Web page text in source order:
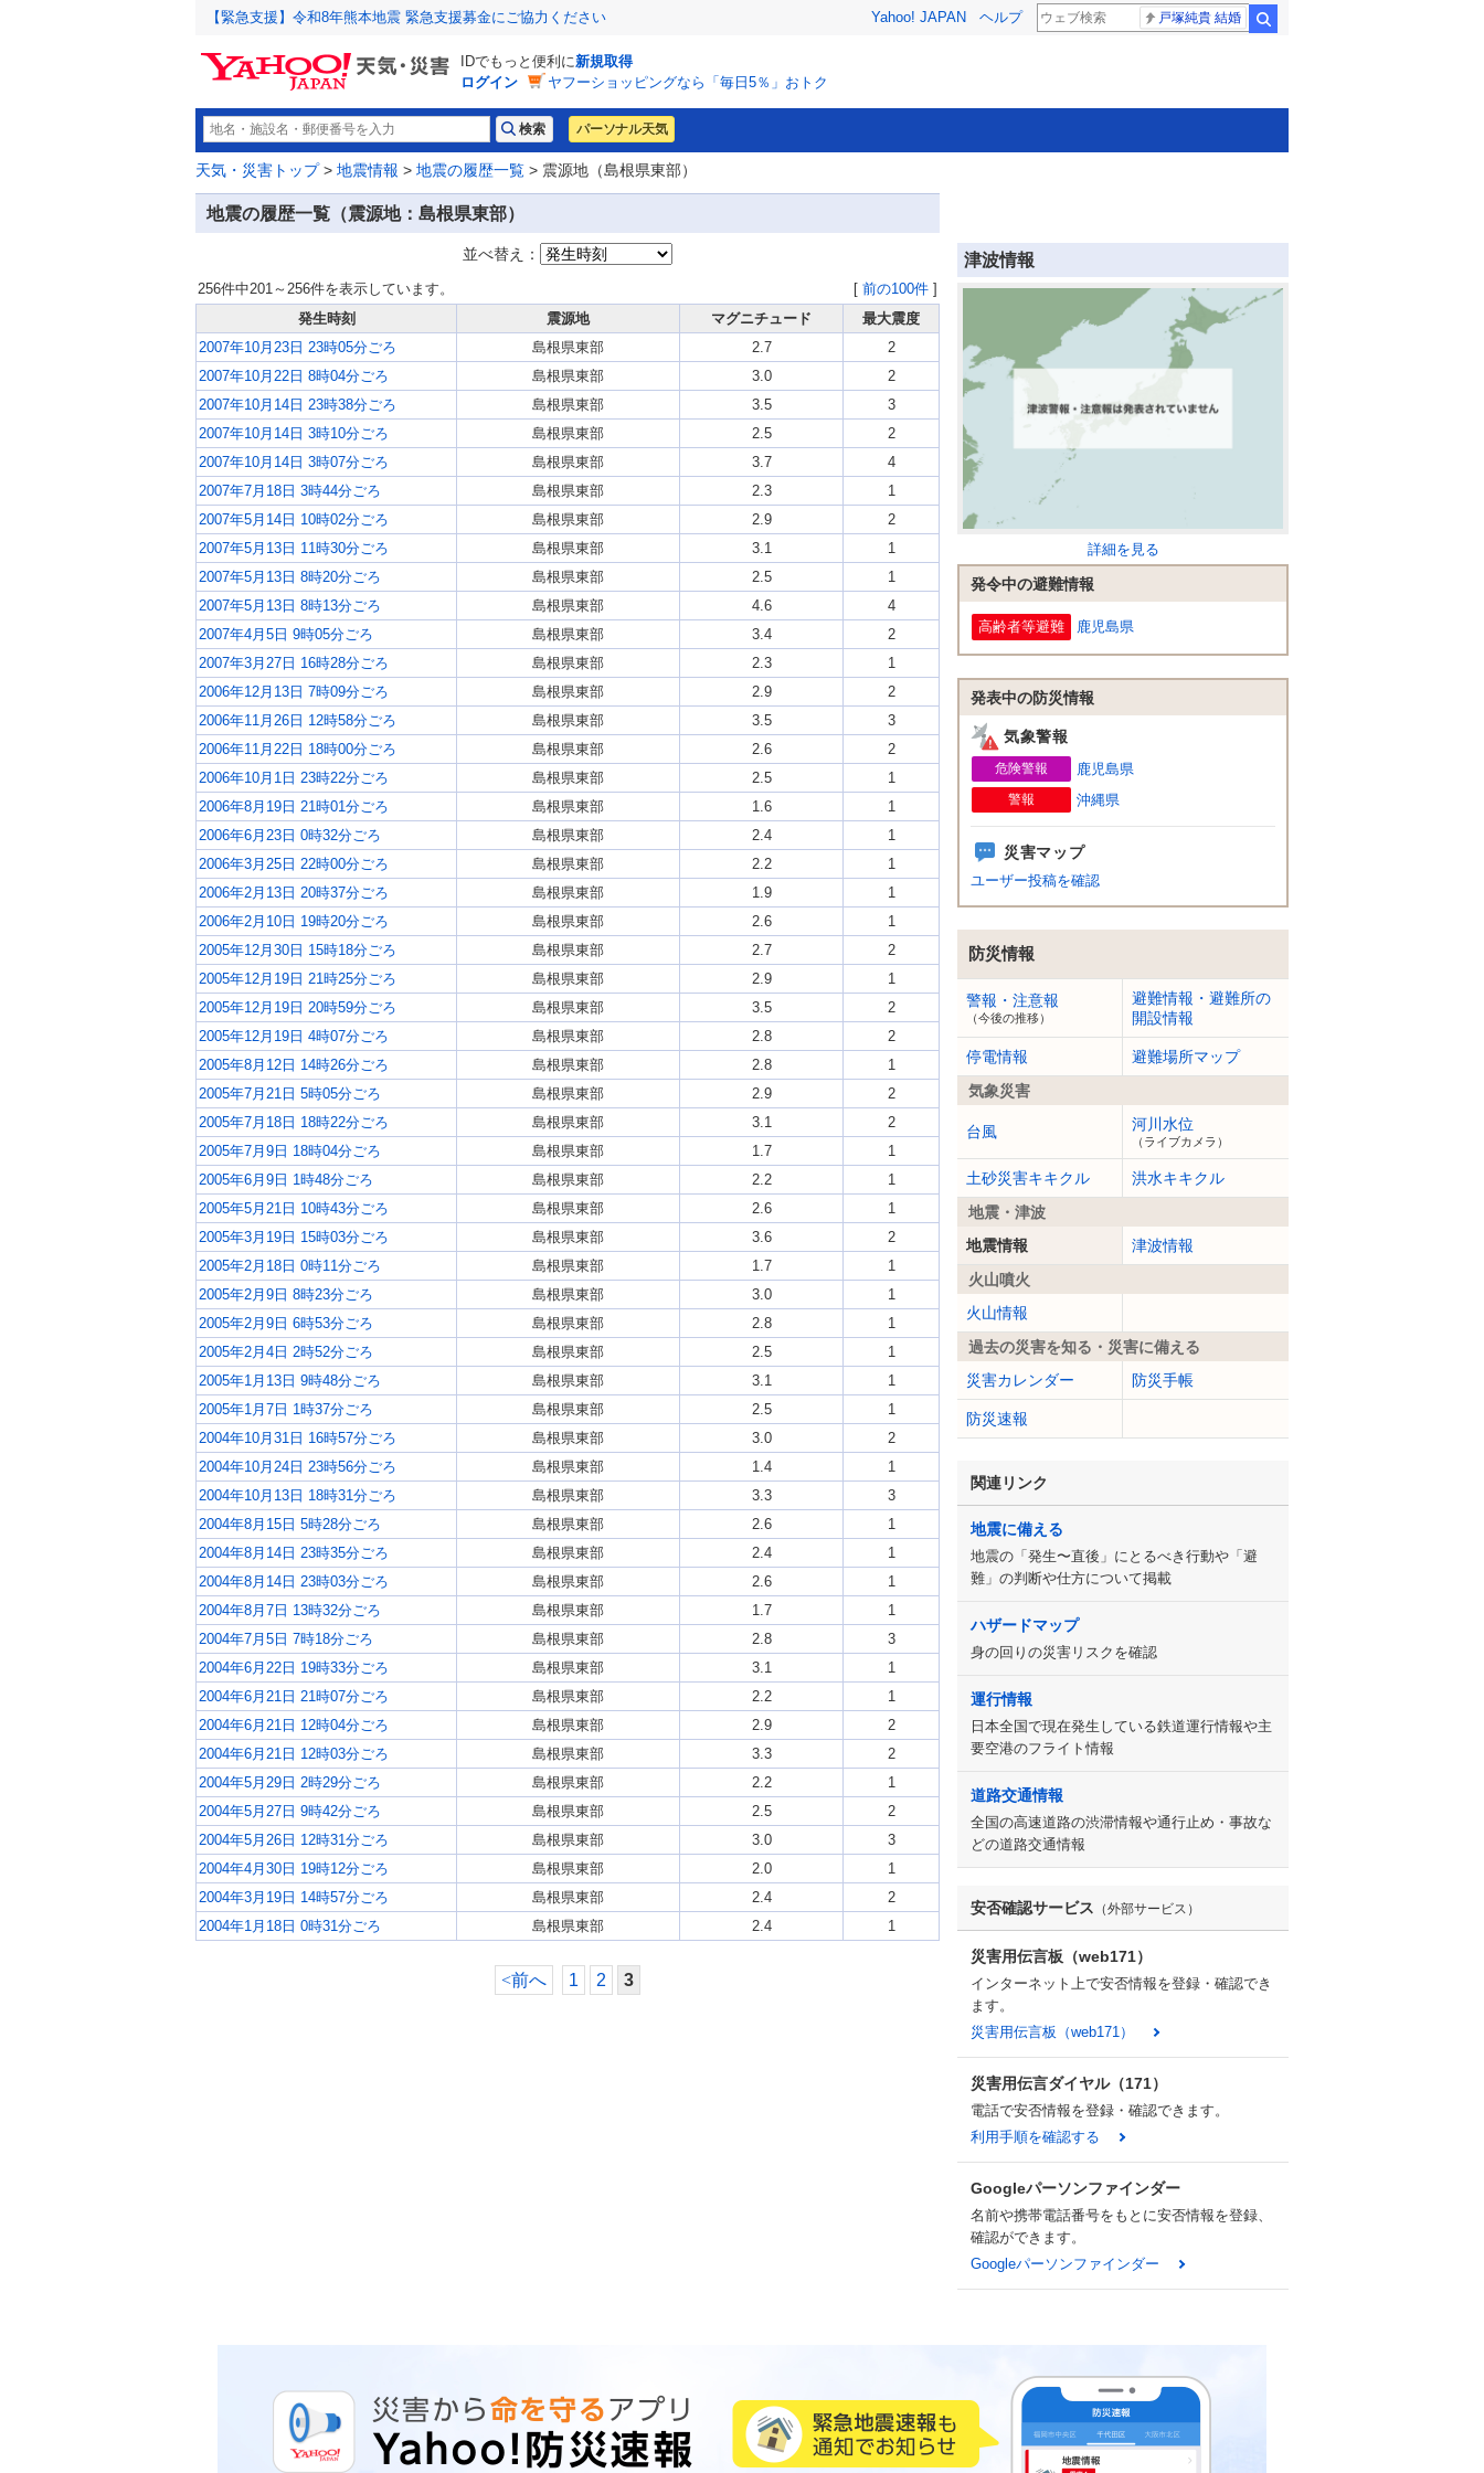
【緊急支援】令和8年熊本地震 緊急支援募金にご協力ください Yahoo! JAPAN ヘルプ 戸塚純貴 結婚
IDでもっと便利に新規取得
ログイン
ヤフーショッピングなら「毎日5％」おトク
パーソナル天気
天気・災害トップ> 地震情報 > 地震の履歴一覧 > 震源地（島根県東部）
地震の履歴一覧（震源地：島根県東部）
並べ替え：
256件中201～256件を表示しています。 [ 前の100件 ]
発生時刻
震源地 マグニチュード
最大震度
2007年10月23日 23時05分ごろ
島根県東部 2.7
2
2007年10月22日 8時04分ごろ
島根県東部 3.0
2
2007年10月14日 23時38分ごろ
島根県東部 3.5
3
2007年10月14日 3時10分ごろ
島根県東部 2.5
2
2007年10月14日 3時07分ごろ
島根県東部 3.7
4
2007年7月18日 3時44分ごろ
島根県東部 2.3
1
2007年5月14日 10時02分ごろ
島根県東部 2.9
2
2007年5月13日 11時30分ごろ
島根県東部 3.1
1
2007年5月13日 8時20分ごろ
島根県東部 2.5
1
2007年5月13日 8時13分ごろ
島根県東部 4.6
4
2007年4月5日 9時05分ごろ
島根県東部 3.4
2
2007年3月27日 16時28分ごろ
島根県東部 2.3
1
2006年12月13日 7時09分ごろ
島根県東部 2.9
2
2006年11月26日 12時58分ごろ
島根県東部 3.5
3
2006年11月22日 18時00分ごろ
島根県東部 2.6
2
2006年10月1日 23時22分ごろ
島根県東部 2.5
1
2006年8月19日 21時01分ごろ
島根県東部 1.6
1
2006年6月23日 0時32分ごろ
島根県東部 2.4
1
2006年3月25日 22時00分ごろ
島根県東部 2.2
1
2006年2月13日 20時37分ごろ
島根県東部 1.9
1
2006年2月10日 19時20分ごろ
島根県東部 2.6
1
2005年12月30日 15時18分ごろ
島根県東部 2.7
2
2005年12月19日 21時25分ごろ
島根県東部 2.9
1
2005年12月19日 20時59分ごろ
島根県東部 3.5
2
2005年12月19日 4時07分ごろ
島根県東部 2.8
2
2005年8月12日 14時26分ごろ
島根県東部 2.8
1
2005年7月21日 5時05分ごろ
島根県東部 2.9
2
2005年7月18日 18時22分ごろ
島根県東部 3.1
2
2005年7月9日 18時04分ごろ
島根県東部 1.7
1
2005年6月9日 1時48分ごろ
島根県東部 2.2
1
2005年5月21日 10時43分ごろ
島根県東部 2.6
1
2005年3月19日 15時03分ごろ
島根県東部 3.6
2
2005年2月18日 0時11分ごろ
島根県東部 1.7
1
2005年2月9日 8時23分ごろ
島根県東部 3.0
1
2005年2月9日 6時53分ごろ
島根県東部 2.8
1
2005年2月4日 2時52分ごろ
島根県東部 2.5
1
2005年1月13日 9時48分ごろ
島根県東部 3.1
1
2005年1月7日 1時37分ごろ
島根県東部 2.5
1
2004年10月31日 16時57分ごろ
島根県東部 3.0
2
2004年10月24日 23時56分ごろ
島根県東部 1.4
1
2004年10月13日 18時31分ごろ
島根県東部 3.3
3
2004年8月15日 5時28分ごろ
島根県東部 2.6
1
2004年8月14日 23時35分ごろ
島根県東部 2.4
1
2004年8月14日 23時03分ごろ
島根県東部 2.6
1
2004年8月7日 13時32分ごろ
島根県東部 1.7
1
2004年7月5日 7時18分ごろ
島根県東部 2.8
3
2004年6月22日 19時33分ごろ
島根県東部 3.1
1
2004年6月21日 21時07分ごろ
島根県東部 2.2
1
2004年6月21日 12時04分ごろ
島根県東部 2.9
2
2004年6月21日 12時03分ごろ
島根県東部 3.3
2
2004年5月29日 2時29分ごろ
島根県東部 2.2
1
2004年5月27日 9時42分ごろ
島根県東部 2.5
2
2004年5月26日 12時31分ごろ
島根県東部 3.0
3
2004年4月30日 19時12分ごろ
島根県東部 2.0
1
2004年3月19日 14時57分ごろ
島根県東部 2.4
2
2004年1月18日 0時31分ごろ
島根県東部 2.4 1
<前へ 1 2 3
津波情報
詳細を見る
発令中の避難情報
高齢者等避難 鹿児島県
発表中の防災情報
気象警報
危険警報 鹿児島県
警報 沖縄県
災害マップ
ユーザー投稿を確認
防災情報
警報・注意報
（今後の推移）
避難情報・避難所の
開設情報
停電情報
避難場所マップ
気象災害
台風 河川水位
（ライブカメラ）
土砂災害キキクル
洪水キキクル
地震・津波
地震情報
津波情報
火山噴火
火山情報
過去の災害を知る・災害に備える
災害カレンダー
防災手帳
防災速報
関連リンク
地震に備える
地震の「発生〜直後」にとるべき行動や「避
難」の判断や仕方について掲載
ハザードマップ
身の回りの災害リスクを確認
運行情報
日本全国で現在発生している鉄道運行情報や主
要空港のフライト情報
道路交通情報
全国の高速道路の渋滞情報や通行止め・事故な
どの道路交通情報
安否確認サービス （外部サービス）
災害用伝言板（web171）
インターネット上で安否情報を登録・確認でき
ます。
災害用伝言板（web171）
災害用伝言ダイヤル（171）
電話で安否情報を登録・確認できます。
利用手順を確認する
Googleパーソンファインダー
名前や携帯電話番号をもとに安否情報を登録、
確認ができます。
Googleパーソンファインダー